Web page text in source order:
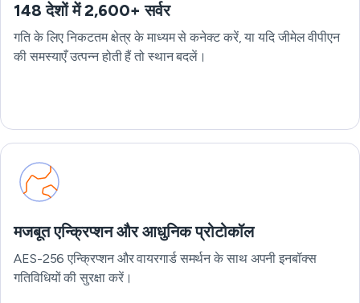
148 देशों में 2,600+ सर्वर
गति के लिए निकटतम क्षेत्र के माध्यम से कनेक्ट करें, या यदि जीमेल वीपीएन
की समस्याएँ उत्पन्न होती हैं तो स्थान बदलें।
मजबूत एन्क्रिप्शन और आधुनिक प्रोटोकॉल
AES-256 एन्क्रिप्शन और वायरगार्ड समर्थन के साथ अपनी इनबॉक्स
गतिविधियों की सुरक्षा करें।